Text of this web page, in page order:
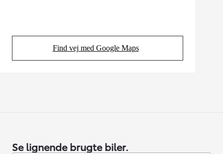
Find vej med Google Maps
(Opens in new tab)
Se lignende brugte biler.